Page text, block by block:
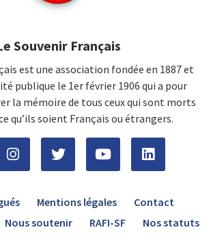
Souvenir Français
est une association fondée en 1887 et
publique le 1er février 1906 qui a pour
la mémoire de tous ceux qui sont morts
qu’ils soient Français ou étrangers.
Mentions légales
Contact
Nous soutenir RAFI-SF Nos statuts